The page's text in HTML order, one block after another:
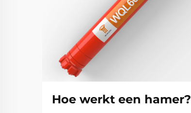
Hoe werkt een hamer?